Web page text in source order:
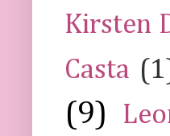
Kirsten
Casta
(9)